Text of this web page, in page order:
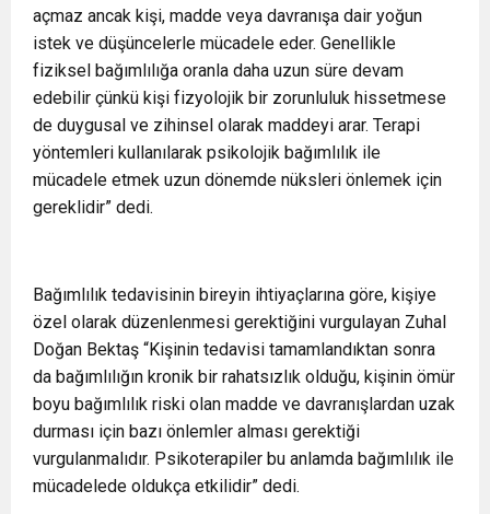
açmaz ancak kişi, madde veya davranışa dair yoğun
istek ve düşüncelerle mücadele eder. Genellikle
fiziksel bağımlılığa oranla daha uzun süre devam
edebilir çünkü kişi fizyolojik bir zorunluluk hissetmese
de duygusal ve zihinsel olarak maddeyi arar. Terapi
yöntemleri kullanılarak psikolojik bağımlılık ile
mücadele etmek uzun dönemde nüksleri önlemek için
gereklidir” dedi.
Bağımlılık tedavisinin bireyin ihtiyaçlarına göre, kişiye
özel olarak düzenlenmesi gerektiğini vurgulayan Zuhal
Doğan Bektaş “Kişinin tedavisi tamamlandıktan sonra
da bağımlılığın kronik bir rahatsızlık olduğu, kişinin ömür
boyu bağımlılık riski olan madde ve davranışlardan uzak
durması için bazı önlemler alması gerektiği
vurgulanmalıdır. Psikoterapiler bu anlamda bağımlılık ile
mücadelede oldukça etkilidir” dedi.